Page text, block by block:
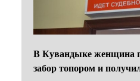
В Кувандыке женщина
забор топором и